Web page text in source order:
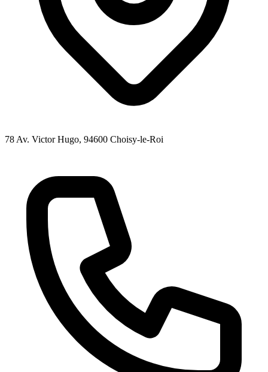
78 Av. Victor Hugo, 94600 Choisy-le-Roi